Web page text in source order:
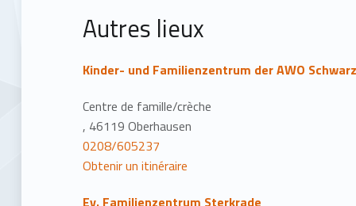
Autres lieux
Kinder- und Familienzentrum der AWO
Centre de famille/crèche
, 46119 Oberhausen
0208/605237
Obtenir un itinéraire
Ev. Familienzentrum Sterkrade